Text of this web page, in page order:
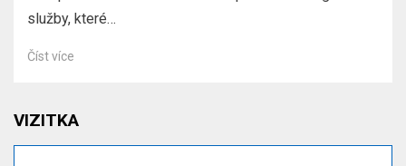
služby, které…
Číst více
VIZITKA